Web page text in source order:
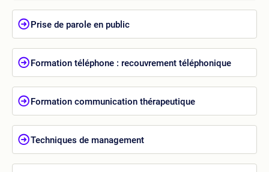
Prise de parole en public
Formation téléphone : recouvrement téléphonique
Formation communication thérapeutique
Techniques de management